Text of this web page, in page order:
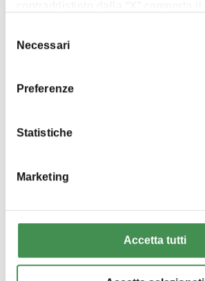
per ricevere maggiori informazioni
delNecessari
Preferenze
Statistiche
Marketing
Accetta tutti
Seguici su Facebook